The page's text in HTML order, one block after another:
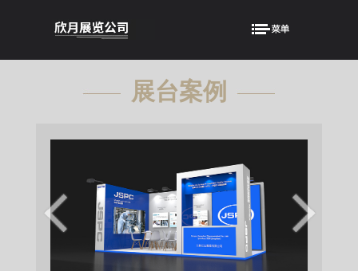
展台案例